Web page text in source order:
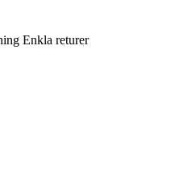
Enkla returer